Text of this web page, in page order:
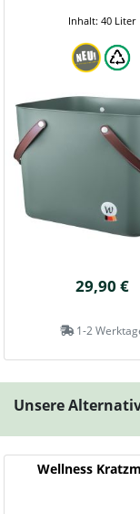
Inhalt: 40 Liter
29,90 €
1-2
Unsere
Wellness